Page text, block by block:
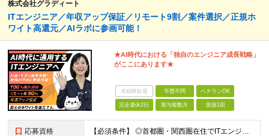
株式会社グラディート
ITエンジニア／年収アップ保証／リモート9割／案件選択／正規ホ
ワイト高還元／AIラボに参画可能！
★AI時代における「独自のエンジニア成⻑戦略」
がここにあります★
未経験歓迎 学歴不問 ベテランOK
完全週休2日 賞与複数月 面接1回
応募資格 【必須条件】 ◎首都圏・関西圏在住でITエンジニアとしての実務経験が3年以上ある⽅（開発・インフラいずれも歓迎） →首都圏（東京、神奈川、千葉、埼玉）、関西圏（大阪、兵庫、京都）在住のITエンジニア採